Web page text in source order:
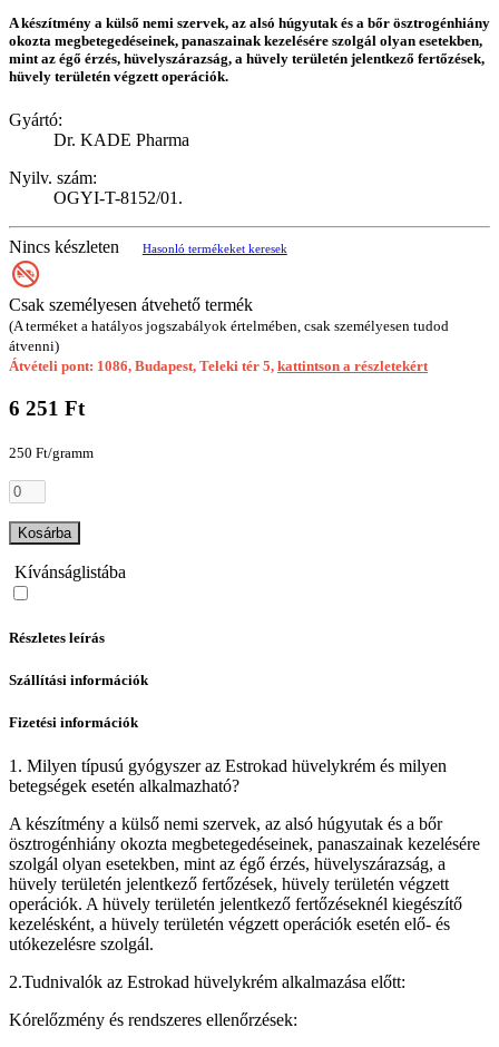
A készítmény a külső nemi szervek, az alsó húgyutak és a bőr ösztrogénhiány
okozta megbetegedéseinek, panaszainak kezelésére szolgál olyan esetekben,
mint az égő érzés, hüvelyszárazság, a hüvely területén jelentkező fertőzések,
hüvely területén végzett operációk.
Gyártó:
Dr. KADE Pharma
Nyilv. szám:
OGYI-T-8152/01.
Nincs készleten Hasonló termékeket keresek
Csak személyesen átvehető termék
(A terméket a hatályos jogszabályok értelmében, csak személyesen tudod
átvenni)
Átvételi pont: 1086, Budapest, Teleki tér 5, kattintson a részletekért
6 251 Ft
250 Ft/gramm
Kosárba
Kívánságlistába
Részletes leírás
Szállítási információk
Fizetési információk
1. Milyen típusú gyógyszer az Estrokad hüvelykrém és milyen
betegségek esetén alkalmazható?
A készítmény a külső nemi szervek, az alsó húgyutak és a bőr
ösztrogénhiány okozta megbetegedéseinek, panaszainak kezelésére
szolgál olyan esetekben, mint az égő érzés, hüvelyszárazság, a
hüvely területén jelentkező fertőzések, hüvely területén végzett
operációk. A hüvely területén jelentkező fertőzéseknél kiegészítő
kezelésként, a hüvely területén végzett operációk esetén elő- és
utókezelésre szolgál.
2.Tudnivalók az Estrokad hüvelykrém alkalmazása előtt:
Kórelőzmény és rendszeres ellenőrzések: